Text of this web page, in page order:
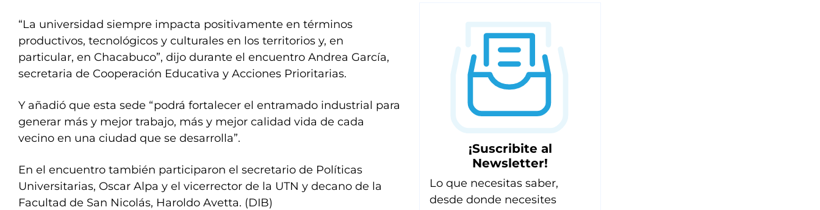
“La universidad siempre impacta positivamente en términos
productivos, tecnológicos y culturales en los territorios y, en
particular, en Chacabuco”, dijo durante el encuentro Andrea García,
secretaria de Cooperación Educativa y Acciones Prioritarias.
Y añadió que esta sede “podrá fortalecer el entramado industrial para
generar más y mejor trabajo, más y mejor calidad vida de cada
vecino en una ciudad que se desarrolla”.
En el encuentro también participaron el secretario de Políticas
Universitarias, Oscar Alpa y el vicerrector de la UTN y decano de la
Facultad de San Nicolás, Haroldo Avetta. (DIB)
¡Suscribite al
Newsletter!
Lo que necesitas saber,
desde donde necesites